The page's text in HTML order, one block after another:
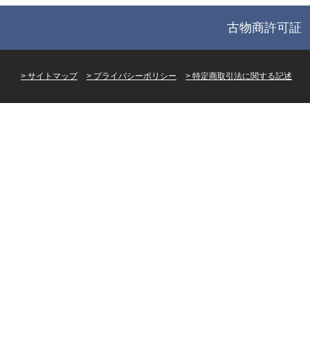
古物商許可
サイトマップ プライバシーポリシー 特定商取引法に関する記述